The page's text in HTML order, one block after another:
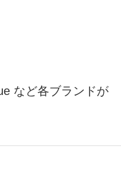
など各ブランドが